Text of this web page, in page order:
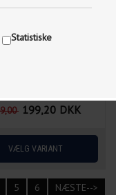
Statistiske
199,20 DKK
5 6 NÆSTE-->